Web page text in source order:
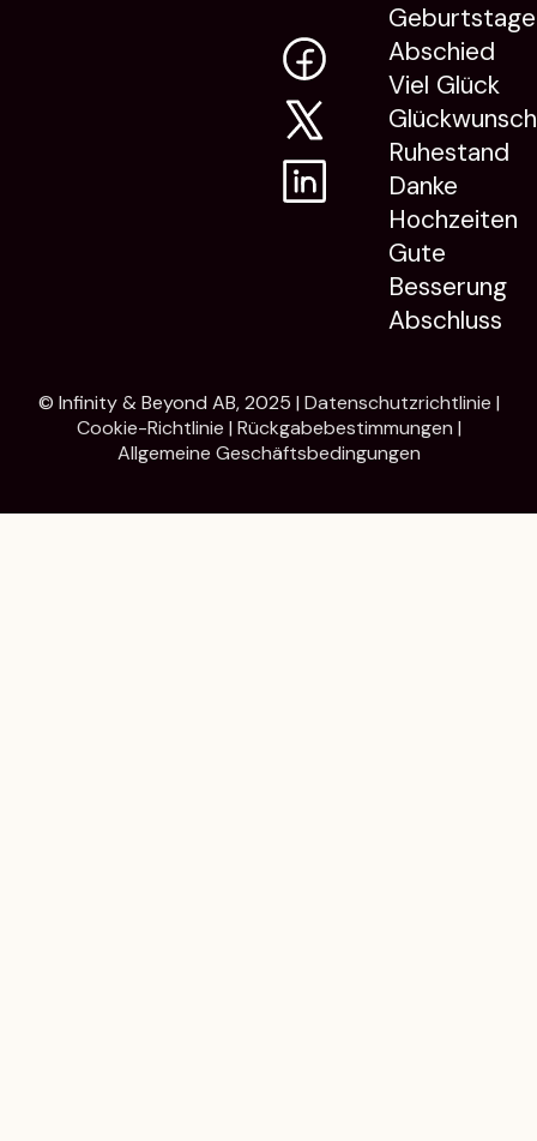
Geburtstage
Abschied
Viel Glück
Glückwunsch
Ruhestand
Danke
Hochzeiten
Gute
Besserung
Abschluss
© Infinity & Beyond AB, 2025 | Datenschutzrichtlinie |
Cookie-Richtlinie | Rückgabebestimmungen |
Allgemeine Geschäftsbedingungen